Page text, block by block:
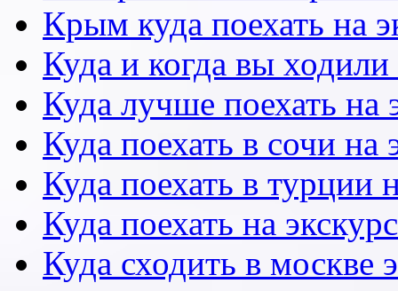
Крым куда поехать на
Куда и когда вы
Куда лучше поехать на
Куда поехать в сочи на
Куда поехать в турции
Куда поехать на
Куда сходить в москве